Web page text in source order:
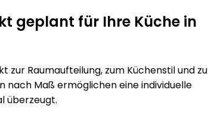
geplant für Ihre Küche in
Raumaufteilung, zum Küchenstil und zu
Maß ermöglichen eine individuelle
überzeugt.